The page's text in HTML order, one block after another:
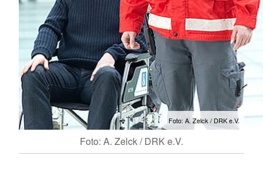
Foto: A. Zelck / DRK e.V.
Foto: A. Zelck / DRK e.V.